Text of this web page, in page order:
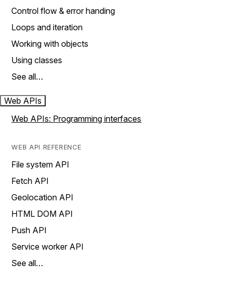
Control flow & error handing
Loops and iteration
Working with objects
Using classes
See all…
Web APIs
Web APIs: Programming interfaces
WEB API REFERENCE
File system API
Fetch API
Geolocation API
HTML DOM API
Push API
Service worker API
See all…